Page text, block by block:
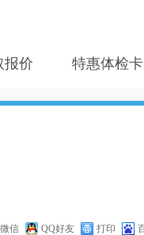
报价 特惠体检卡
微信 QQ好友 打印